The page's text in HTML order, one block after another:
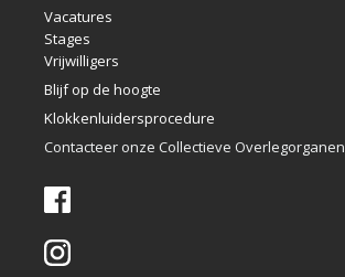
Vacatures
Stages
Vrijwilligers
Blijf op de hoogte
Klokkenluidersprocedure
Contacteer onze Collectieve Overlegorganen